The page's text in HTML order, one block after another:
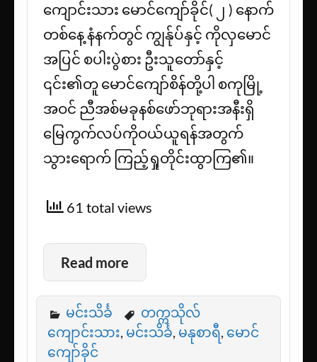
ကျောင်းသား မောင်ကျော်ခိုင်( ၂ ) နောက်
တစ်နေ့ နံနက်တွင် ကျွန်ုပ်နှင့် ကိုလှမောင်
အပြင် စပါးပွဲစား ဦးသူတော်နှင့်
၎င်း၏တူ မောင်ကျော်စိန်တို့ပါ စကုမြို့
အဝင် ညီအစ်မခုနစ်ဖော်ဘုရားအနီးရှိ
မြေကွက်လပ်ကိုဝယ်ယူရန်အတွက်
သွားရောက် ကြည့်ရှုတိုင်းထွာကြ၏။
61 total views
Read more
မင်းသိင်္ခ
တက္ကသိုလ်
ကျောင်းသား, မင်းသိင်္ခ, မနုစာရီ, မောင်
ကျော်ခိုင်